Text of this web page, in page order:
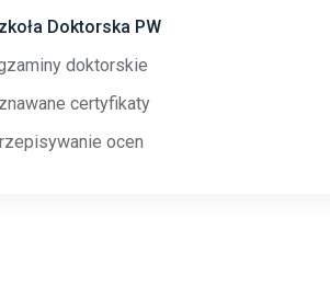
Doktorska PW
doktorskie
certyfikaty
ocen